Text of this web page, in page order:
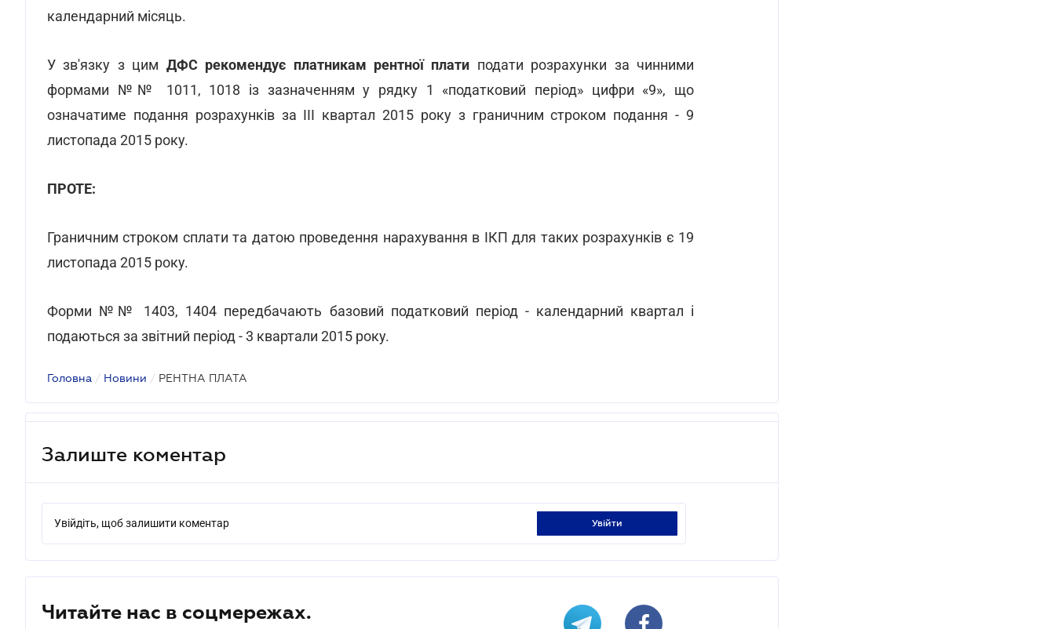
календарний місяць.
У зв'язку з цим ДФС рекомендує платникам рентної плати подати розрахунки за чинними
формами №№ 1011, 1018 із зазначенням у рядку 1 «податковий період» цифри «9», що
означатиме подання розрахунків за III квартал 2015 року з граничним строком подання - 9
листопада 2015 року.
ПРОТЕ:
Граничним строком сплати та датою проведення нарахування в ІКП для таких розрахунків є 19
листопада 2015 року.
Форми №№ 1403, 1404 передбачають базовий податковий період - календарний квартал і
подаються за звітний період - 3 квартали 2015 року.
Головна / Новини / РЕНТНА ПЛАТА
Залиште коментар
Увійдіть, щоб залишити коментар увійти
Читайте нас в соцмережах.